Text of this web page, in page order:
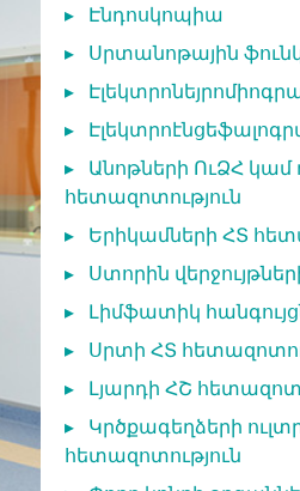
▸ Էնդոսկոպիա
▸ Սրտանոթային
▸
▸
▸ Անոթների ՈւՁՀ կամ
հետազոտություն
▸ Երիկամների ՀՏ
▸ Ստորին
▸ Լիմֆատիկ
▸ Սրտի ՀՏ
▸ Լյարդի ՀՇ
▸ Կրծքագեղձերի
հետազոտություն